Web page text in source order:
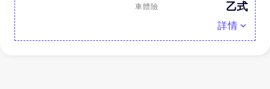
車體險 乙式
詳情